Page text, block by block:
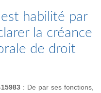
est habilité par
la créance
de droit
: De par ses fonctions,